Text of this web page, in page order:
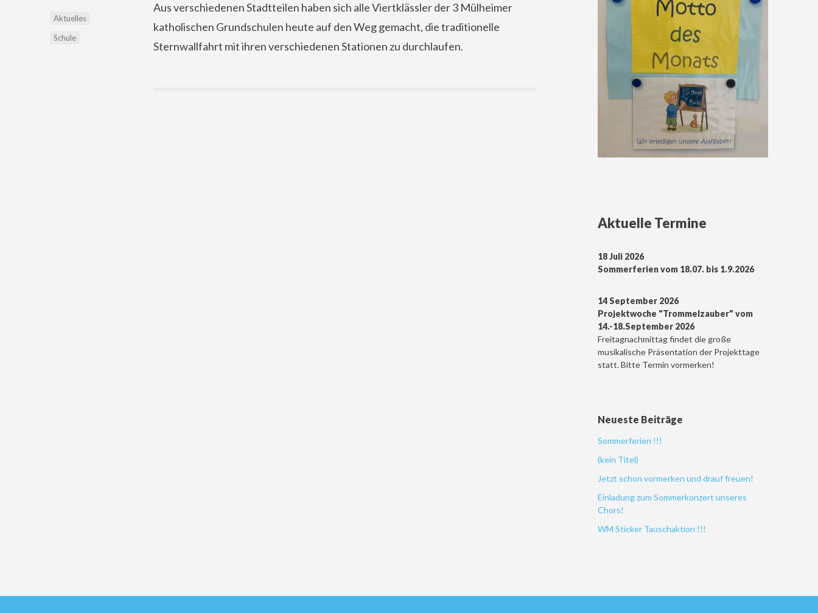
Aktuelles
Schule
Aus verschiedenen Stadtteilen haben sich alle Viertklässler der 3 Mülheimer
katholischen Grundschulen heute auf den Weg gemacht, die traditionelle
Sternwallfahrt mit ihren verschiedenen Stationen zu durchlaufen.
Aktuelle Termine
18 Juli 2026
Sommerferien vom 18.07. bis 1.9.2026
14 September 2026
Projektwoche "Trommelzauber" vom
14.-18.September 2026
Freitagnachmittag findet die große
musikalische Präsentation der Projekttage
statt. Bitte Termin vormerken!
Neueste Beiträge
Sommerferien !!!
(kein Titel)
Jetzt schon vormerken und drauf freuen!
Einladung zum Sommerkonzert unseres
Chors!
WM Sticker Tauschaktion !!!